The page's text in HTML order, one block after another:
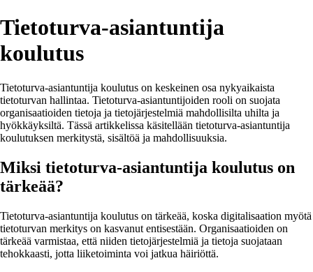
Tietoturva-asiantuntija
koulutus
Tietoturva-asiantuntija koulutus on keskeinen osa nykyaikaista
tietoturvan hallintaa. Tietoturva-asiantuntijoiden rooli on suojata
organisaatioiden tietoja ja tietojärjestelmiä mahdollisilta uhilta ja
hyökkäyksiltä. Tässä artikkelissa käsitellään tietoturva-asiantuntija
koulutuksen merkitystä, sisältöä ja mahdollisuuksia.
Miksi tietoturva-asiantuntija koulutus on
tärkeää?
Tietoturva-asiantuntija koulutus on tärkeää, koska digitalisaation myötä
tietoturvan merkitys on kasvanut entisestään. Organisaatioiden on
tärkeää varmistaa, että niiden tietojärjestelmiä ja tietoja suojataan
tehokkaasti, jotta liiketoiminta voi jatkua häiriöttä.